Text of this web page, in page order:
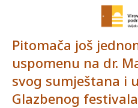
Pitomača još
uspomenu na dr.
svog sumještana i
Glazbenog festivala